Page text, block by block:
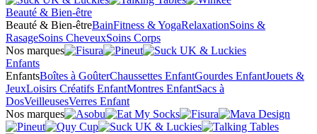
Beauté & Bien-être
Beauté & Bien-êtreBainFitness & YogaRelaxationSoins &
RasageSoins CheveuxSoins Corps
Nos marques
Enfants
EnfantsBoîtes à GoûterChaussettes EnfantGourdes EnfantJouets &
JeuxLoisirs Créatifs EnfantMontres EnfantSacs à
DosVeilleusesVerres Enfant
Nos marques